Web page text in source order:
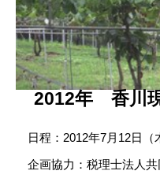
2012年 香川
日程：2012年7月12日（
企画協力：税理士法人共